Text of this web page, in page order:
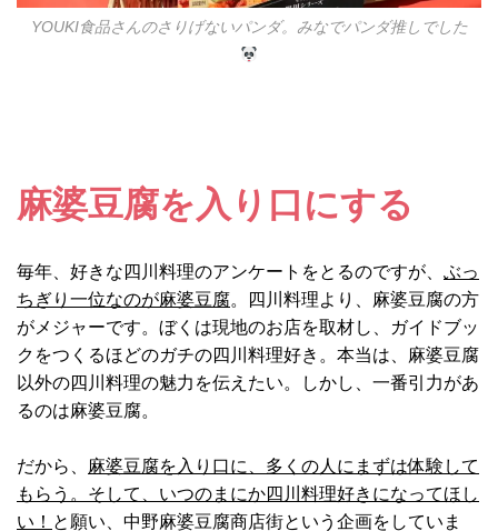
YOUKI食品さんのさりげないパンダ。みなでパンダ推しでした
麻婆豆腐を入り口にする
毎年、好きな四川料理のアンケートをとるのですが、 ぶっ
ちぎり一位なのが麻婆豆腐。四川料理より、麻婆豆腐の方
がメジャーです。ぼくは現地のお店を取材し、ガイドブッ
クをつくるほどのガチの四川料理好き。本当は、麻婆豆腐
以外の四川料理の魅力を伝えたい。しかし、一番引力があ
るのは麻婆豆腐。
だから、 麻婆豆腐を入り口に、多くの人にまずは体験して
もらう。そして、いつのまにか四川料理好きになってほし
い！ と願い、中野麻婆豆腐商店街という企画をしていま